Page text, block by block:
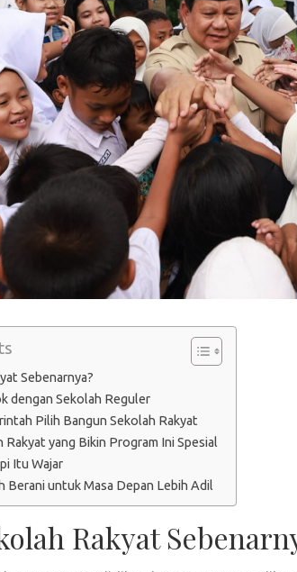
Sebenarnya?
dengan Sekolah Reguler
Pilih Bangun Sekolah Rakyat
Rakyat yang Bikin Program Ini Spesial
Itu Wajar
Berani untuk Masa Depan Lebih Adil
Rakyat